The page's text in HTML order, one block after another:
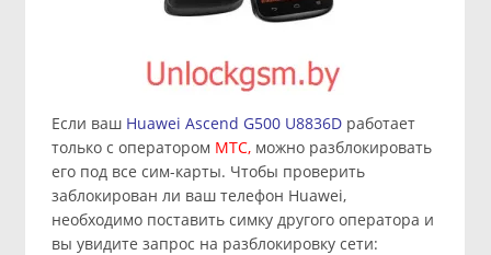
Если ваш Huawei Ascend G500 U8836Dработает
только с оператором МТС,можно разблокировать
его под все сим-карты. Чтобы проверить
заблокирован ли ваш телефон Huawei,
необходимо поставить симку другого оператора и
вы увидите запрос на разблокировку сети: